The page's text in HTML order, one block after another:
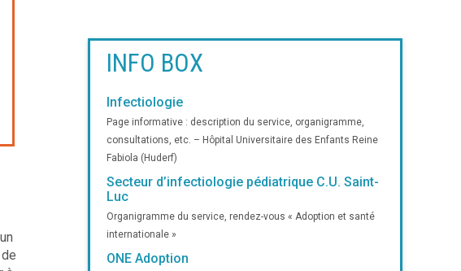
INFO BOX
Infectiologie
Page informative : description du service, organigramme,
consultations, etc. – Hôpital Universitaire des Enfants Reine
Fabiola (Huderf)
Secteur d’infectiologie pédiatrique C.U. Saint-
Luc
Organigramme du service, rendez-vous « Adoption et santé
internationale »
ONE Adoption